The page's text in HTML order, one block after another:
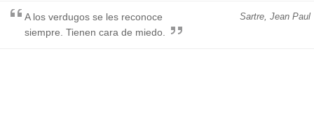
Sartre, Jean Paul
A los verdugos se les reconoce
siempre. Tienen cara de miedo.